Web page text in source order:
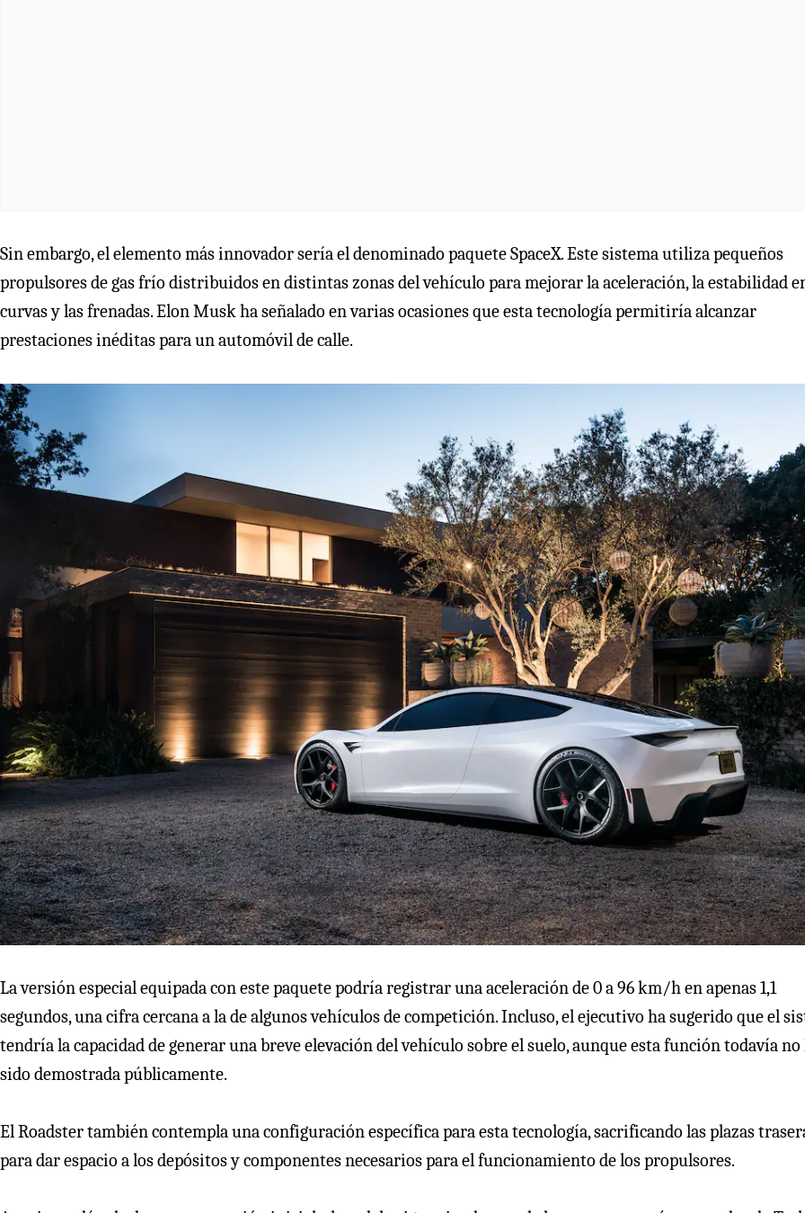
Sin embargo, el elemento más innovador sería el denominado paquete SpaceX. Este sistema utiliza pequeños
propulsores de gas frío distribuidos en distintas zonas del vehículo para mejorar la aceleración, la estabilidad
curvas y las frenadas. Elon Musk ha señalado en varias ocasiones que esta tecnología permitiría alcanzar
prestaciones inéditas para un automóvil de calle.
La versión especial equipada con este paquete podría registrar una aceleración de 0 a 96 km/h en apenas 1,1
segundos, una cifra cercana a la de algunos vehículos de competición. Incluso, el ejecutivo ha sugerido que el
tendría la capacidad de generar una breve elevación del vehículo sobre el suelo, aunque esta función todavía no
sido demostrada públicamente.
El Roadster también contempla una configuración específica para esta tecnología, sacrificando las plazas
para dar espacio a los depósitos y componentes necesarios para el funcionamiento de los propulsores.